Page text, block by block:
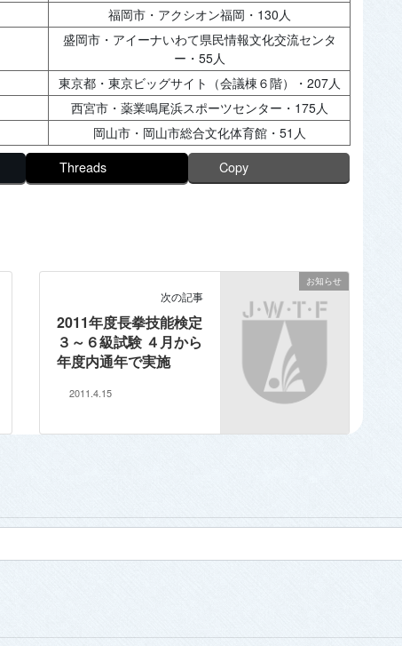
福岡市・アクシオン福岡・130人
盛岡市・アイーナいわて県民情報文化交流センタ
ー・55人
東京都・東京ビッグサイト（会議棟６階）・207人
西宮市・薬業鳴尾浜スポーツセンター・175人
岡山市・岡山市総合文化体育館・51人
Threads Copy
お知らせ
次の記事
2011年度長拳技能検定
３～６級試験 ４月から
年度内通年で実施
2011.4.15